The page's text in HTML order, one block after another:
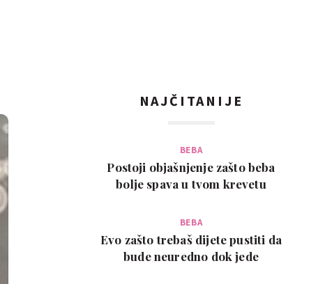
NAJČITANIJE
BEBA
Postoji objašnjenje zašto beba
bolje spava u tvom krevetu
BEBA
Evo zašto trebaš dijete pustiti da
bude neuredno dok jede